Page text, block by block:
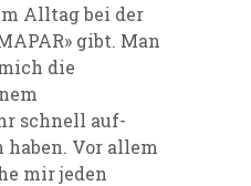
Alltag bei der
gibt. Man
die
schnell auf-
haben. Vor allem
mir jeden